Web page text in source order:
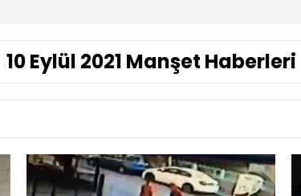
10 Eylül 2021 Manşet Haberleri